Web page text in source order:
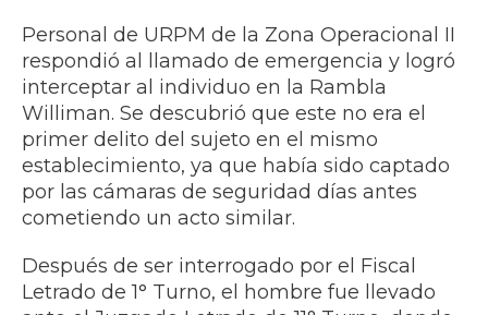
Personal de URPM de la Zona Operacional II
respondió al llamado de emergencia y logró
interceptar al individuo en la Rambla
Williman. Se descubrió que este no era el
primer delito del sujeto en el mismo
establecimiento, ya que había sido captado
por las cámaras de seguridad días antes
cometiendo un acto similar.
Después de ser interrogado por el Fiscal
Letrado de 1° Turno, el hombre fue llevado